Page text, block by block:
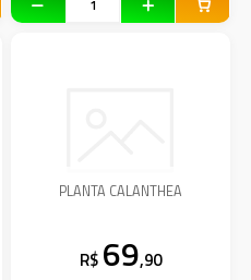
PLANTA CALANTHEA
R$ 69,90